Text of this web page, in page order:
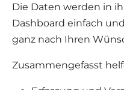
Die Daten werden in
Dashboard einfach
ganz nach Ihren
Zusammengefasst